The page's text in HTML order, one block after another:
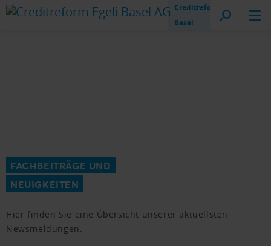
Creditreform
Basel
FACHBEITRÄGE UND
NEUIGKEITEN
Hier finden Sie eine Übersicht unserer aktuellsten
Newsmeldungen.